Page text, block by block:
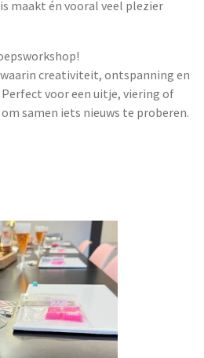
maakt én vooral veel plezier
creativiteit, ontspanning en
voor een uitje, viering of
samen iets nieuws te proberen.